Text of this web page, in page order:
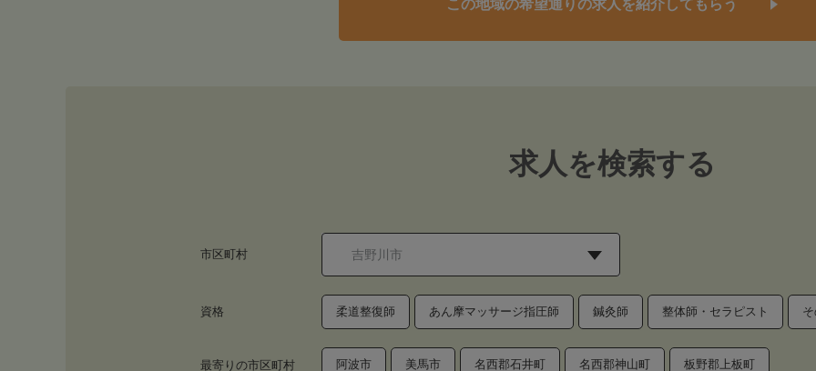
この地域の希望通りの求人を紹介してもらう
求人を検索する
市区町村
資格 柔道整復師 あん摩マッサージ指圧師 鍼灸師 整体師・セラピスト
最寄りの市区町村 阿波市 美馬市 名西郡石井町 名西郡神山町 板野郡上板町